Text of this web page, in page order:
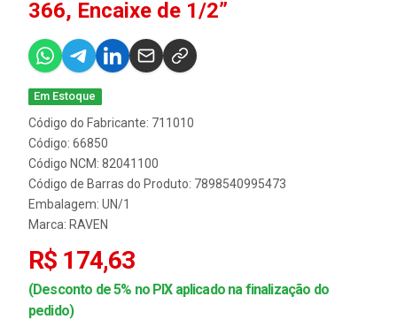
366, Encaixe de 1/2”
Em Estoque
Código do Fabricante: 711010
Código: 66850
Código NCM: 82041100
Código de Barras do Produto: 7898540995473
Embalagem: UN/1
Marca: RAVEN
R$ 174,63
(Desconto de 5% no PIX aplicado na finalização do
pedido)